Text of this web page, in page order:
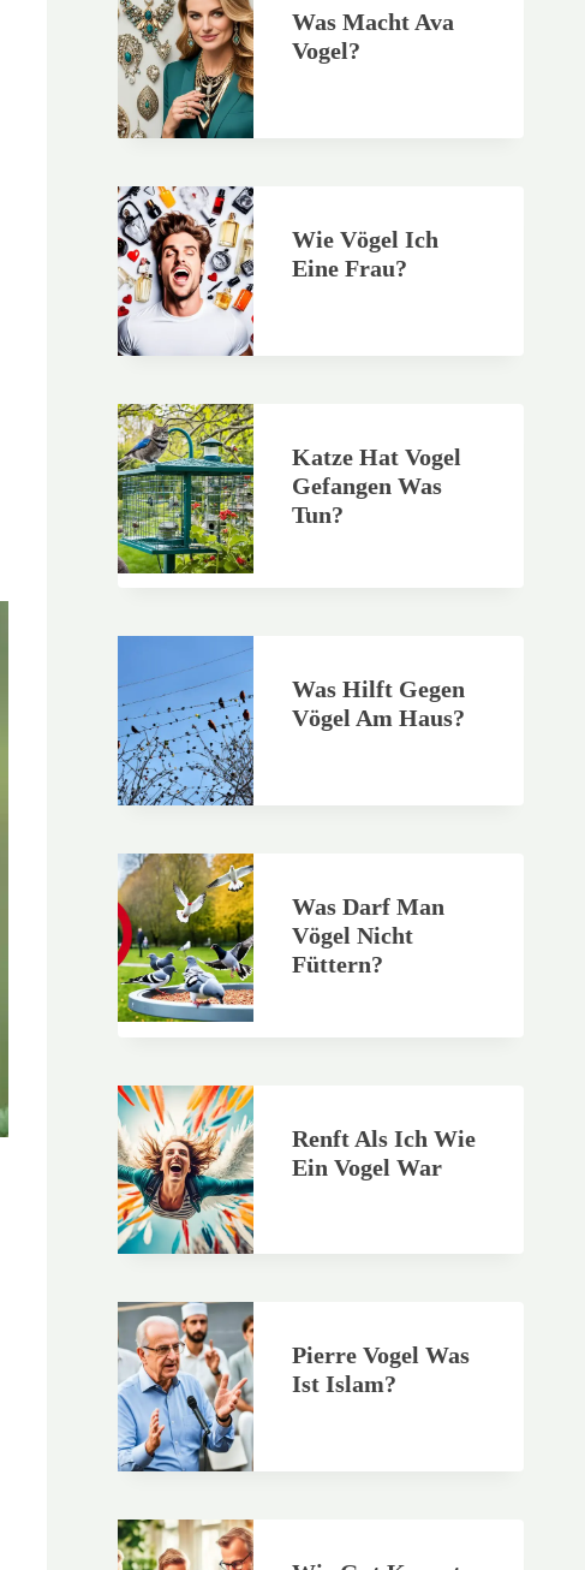
Was Macht Ava
Vogel?
Wie Vögel Ich
Eine Frau?
Katze Hat Vogel
Gefangen Was
Tun?
Was Hilft Gegen
Vögel Am Haus?
Was Darf Man
Vögel Nicht
Füttern?
Renft Als Ich Wie
Ein Vogel War
Pierre Vogel Was
Ist Islam?